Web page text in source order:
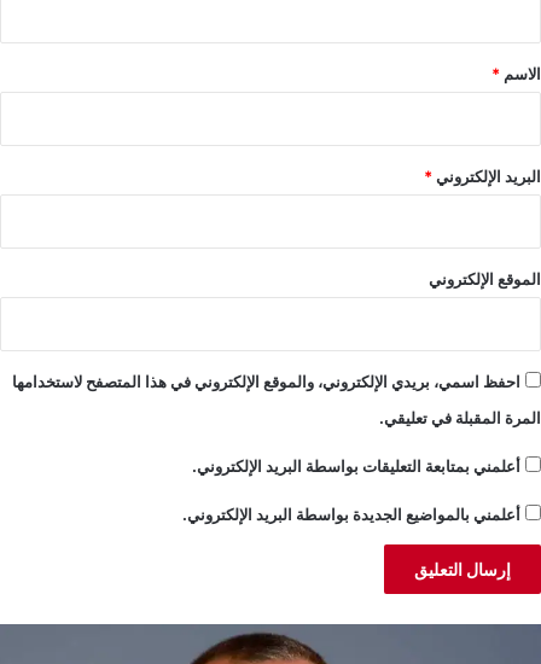
*
الاسم *
البريد الإلكتروني*
الموقع الإلكتروني
احفظ اسمي، بريدي الإلكتروني، والموقع الإلكتروني في هذا المتصفح لاستخدامها
المرة المقبلة في تعليقي.
أعلمني بمتابعة التعليقات بواسطة البريد الإلكتروني.
أعلمني بالمواضيع الجديدة بواسطة البريد الإلكتروني.